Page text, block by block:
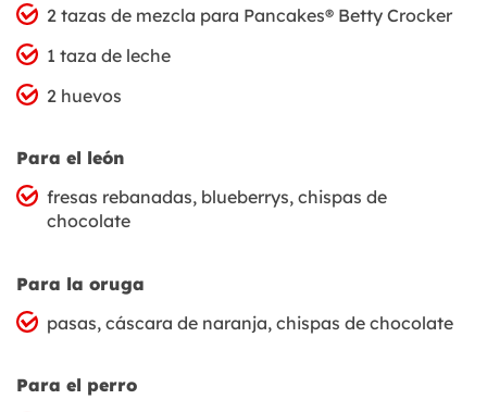
2 tazas de mezcla para Pancakes® Betty Crocker
1 taza de leche
2 huevos
Para el león
fresas rebanadas, blueberrys, chispas de
chocolate
Para la oruga
pasas, cáscara de naranja, chispas de chocolate
Para el perro